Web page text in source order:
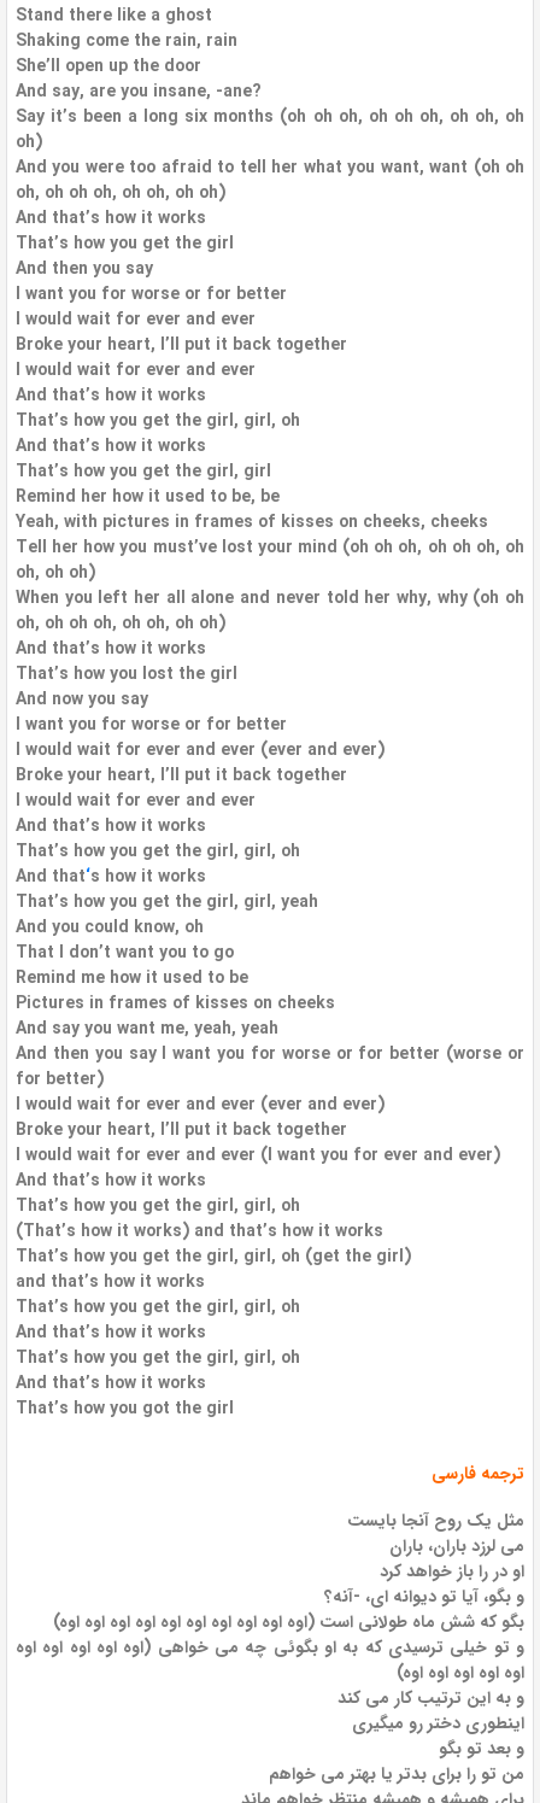
Stand there like a ghost
Shaking come the rain, rain
She’ll open up the door
And say, are you insane, -ane?
Say it’s been a long six months (oh oh oh, oh oh oh, oh oh, oh
oh)
And you were too afraid to tell her what you want, want (oh oh
oh, oh oh oh, oh oh, oh oh)
And that’s how it works
That’s how you get the girl
And then you say
I want you for worse or for better
I would wait for ever and ever
Broke your heart, I’ll put it back together
I would wait for ever and ever
And that’s how it works
That’s how you get the girl, girl, oh
And that’s how it works
That’s how you get the girl, girl
Remind her how it used to be, be
Yeah, with pictures in frames of kisses on cheeks, cheeks
Tell her how you must’ve lost your mind (oh oh oh, oh oh oh, oh
oh, oh oh)
When you left her all alone and never told her why, why (oh oh
oh, oh oh oh, oh oh, oh oh)
And that’s how it works
That’s how you lost the girl
And now you say
I want you for worse or for better
I would wait for ever and ever (ever and ever)
Broke your heart, I’ll put it back together
I would wait for ever and ever
And that’s how it works
That’s how you get the girl, girl, oh
And that‘s how it works
That’s how you get the girl, girl, yeah
And you could know, oh
That I don’t want you to go
Remind me how it used to be
Pictures in frames of kisses on cheeks
And say you want me, yeah, yeah
And then you say I want you for worse or for better (worse or
for better)
I would wait for ever and ever (ever and ever)
Broke your heart, I’ll put it back together
I would wait for ever and ever (I want you for ever and ever)
And that’s how it works
That’s how you get the girl, girl, oh
(That’s how it works) and that’s how it works
That’s how you get the girl, girl, oh (get the girl)
and that’s how it works
That’s how you get the girl, girl, oh
And that’s how it works
That’s how you get the girl, girl, oh
And that’s how it works
That’s how you got the girl
ترجمه فارسی
مثل یک روح آنجا بایست
می لرزد باران، باران
او در را باز خواهد کرد
و بگو، آیا تو دیوانه ای، -آنه؟
بگو که شش ماه طولانی است (اوه اوه اوه اوه اوه اوه اوه اوه اوه اوه)
و تو خیلی ترسیدی که به او بگوئی چه می خواهی (اوه اوه اوه اوه اوه
اوه اوه اوه اوه اوه)
و به این ترتیب کار می کند
اینطوری دختر رو میگیری
و بعد تو بگو
من تو را برای بدتر یا بهتر می خواهم